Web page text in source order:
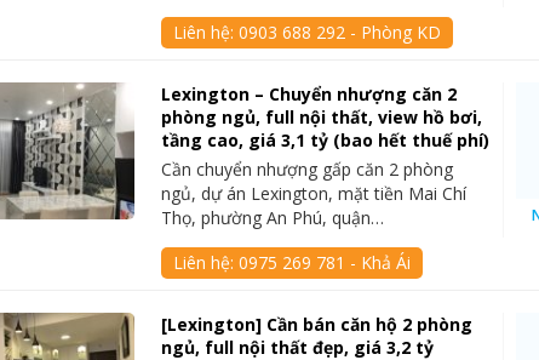
Liên hệ:0903 688 292 - Phòng KD
Lexington – Chuyển nhượng căn 2
phòng ngủ, full nội thất, view hồ bơi,
tầng cao, giá 3,1 tỷ (bao hết thuế phí)
Cần chuyển nhượng gấp căn 2 phòng
ngủ, dự án Lexington, mặt tiền Mai Chí
Thọ, phường An Phú, quận…
Liên hệ:0975 269 781 - Khả Ái
[Lexington] Cần bán căn hộ 2 phòng
ngủ, full nội thất đẹp, giá 3,2 tỷ